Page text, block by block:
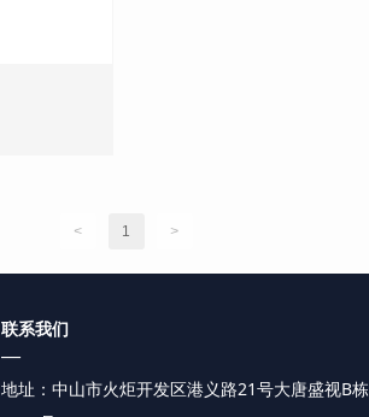
< 1 >
地址：中山市火炬开发区港义路21号大唐盛视B栋
联系我们
—